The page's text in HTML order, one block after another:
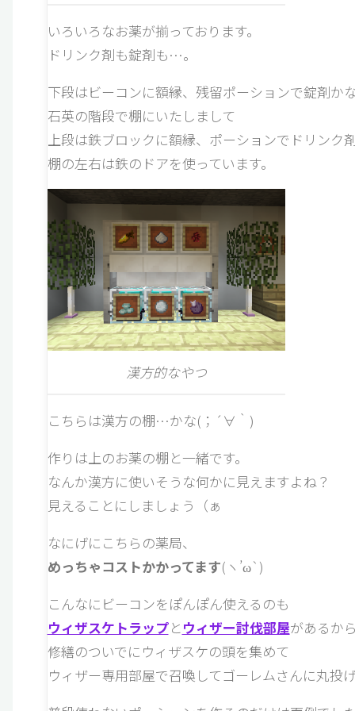
いろいろなお薬が揃っております。
ドリンク剤も錠剤も…。
下段はビーコンに額縁、残留ポーションで錠剤かな
石英の階段で棚にいたしまして
上段は鉄ブロックに額縁、ポーションでドリンク剤
棚の左右は鉄のドアを使っています。
漢方的なやつ
こちらは漢方の棚…かな(；´∀｀)
作りは上のお薬の棚と一緒です。
なんか漢方に使いそうな何かに見えますよね？
見えることにしましょう（ぁ
なにげにこちらの薬局、
めっちゃコストかかってます(ヽ’ω`)
こんなにビーコンをぽんぽん使えるのも
ウィザスケトラップと ウィザー討伐部屋があるか
修繕のついでにウィザスケの頭を集めて
ウィザー専用部屋で召喚してゴーレムさんに丸投